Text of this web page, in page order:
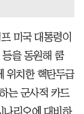
미국 대통령이
을 동원해 쿰
위치한 핵탄두급
는 군사적 카드
리오에 대비하